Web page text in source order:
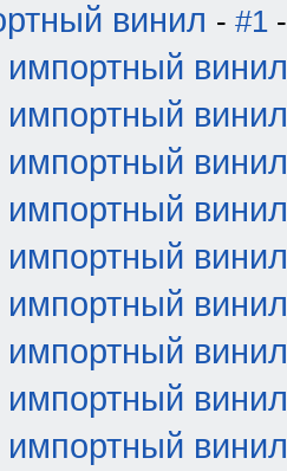
винил - #1
винил
винил
винил
винил
винил
винил
винил
винил
винил